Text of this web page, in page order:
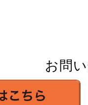
お問